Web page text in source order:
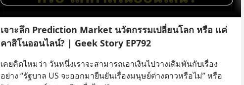
เจาะลึก Prediction Market นวัตกรรมเปลี่ยนโลก หรือ แค่
คาสิโนออนไลน์? | Geek Story EP792
เคยคิดไหมว่า วันหนึ่งเราจะสามารถเอาเงินไปวางเดิมพันกับเรื่อง
อย่าง “รัฐบาล US จะออกมายืนยันเรื่องมนุษย์ต่างดาวหรือไม่” หรือ